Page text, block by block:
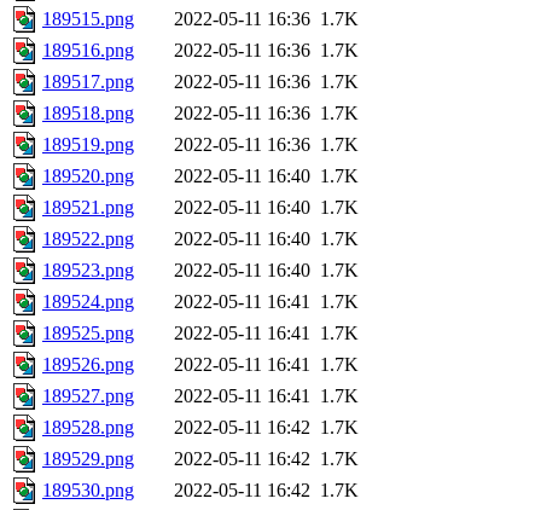
189515.png
2022-05-11 16:36 1.7K
189516.png
2022-05-11 16:36 1.7K
189517.png
2022-05-11 16:36 1.7K
189518.png
2022-05-11 16:36 1.7K
189519.png
2022-05-11 16:36 1.7K
189520.png
2022-05-11 16:40 1.7K
189521.png
2022-05-11 16:40 1.7K
189522.png
2022-05-11 16:40 1.7K
189523.png
2022-05-11 16:40 1.7K
189524.png
2022-05-11 16:41 1.7K
189525.png
2022-05-11 16:41 1.7K
189526.png
2022-05-11 16:41 1.7K
189527.png
2022-05-11 16:41 1.7K
189528.png
2022-05-11 16:42 1.7K
189529.png
2022-05-11 16:42 1.7K
189530.png
2022-05-11 16:42 1.7K